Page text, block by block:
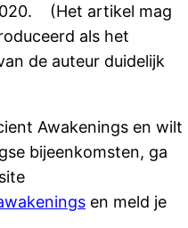
(Het artikel mag
als het
de auteur duidelijk
Awakenings en wilt
bijeenkomsten, ga
en meld je